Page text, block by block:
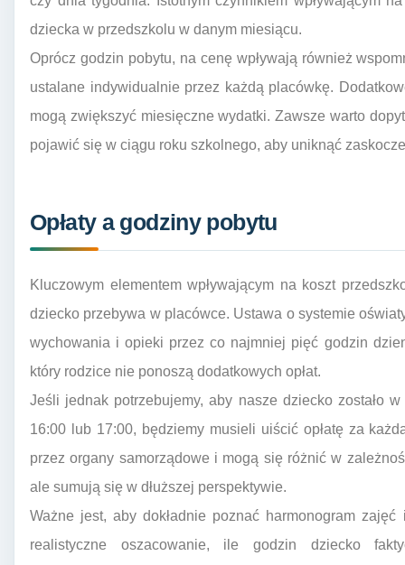
dziecka w przedszkolu w danym miesiącu.
Oprócz godzin pobytu, na cenę wpływają również
ustalane indywidualnie przez każdą placówkę.
mogą zwiększyć miesięczne wydatki. Zawsze warto
pojawić się w ciągu roku szkolnego, aby uniknąć
Opłaty a godziny pobytu
Kluczowym elementem wpływającym na koszt
dziecko przebywa w placówce. Ustawa o systemie
wychowania i opieki przez co najmniej pięć godzin
który rodzice nie ponoszą dodatkowych opłat.
Jeśli jednak potrzebujemy, aby nasze dziecko zostało
16:00 lub 17:00, będziemy musieli uiścić opłatę za
przez organy samorządowe i mogą się różnić w
ale sumują się w dłuższej perspektywie.
Ważne jest, aby dokładnie poznać harmonogram
realistyczne oszacowanie, ile godzin dziecko